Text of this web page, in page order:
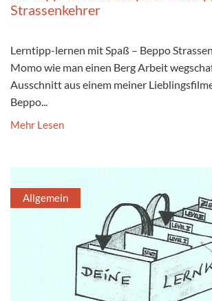
Strassenkehrer
Lerntipp-lernen mit Spaß – Beppo
Momo wie man einen Berg Arbeit
Ausschnitt aus einem meiner
Beppo...
Mehr Lesen
Allgemein